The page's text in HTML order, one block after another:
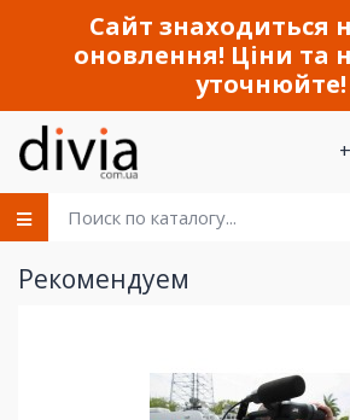
Сайт знаходиться
оновлення! Ціни та
уточнюйте!
Рекомендуем